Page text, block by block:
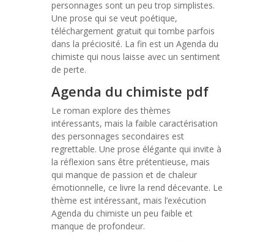
personnages sont un peu trop simplistes.
Une prose qui se veut poétique,
téléchargement gratuit qui tombe parfois
dans la préciosité. La fin est un Agenda du
chimiste qui nous laisse avec un sentiment
de perte.
Agenda du chimiste pdf
Le roman explore des thèmes
intéressants, mais la faible caractérisation
des personnages secondaires est
regrettable. Une prose élégante qui invite à
la réflexion sans être prétentieuse, mais
qui manque de passion et de chaleur
émotionnelle, ce livre la rend décevante. Le
thème est intéressant, mais l’exécution
Agenda du chimiste un peu faible et
manque de profondeur.